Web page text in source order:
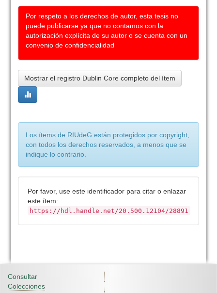
Por respeto a los derechos de autor, esta tesis no
puede publicarse ya que no contamos con la
autorización explícita de su autor o se cuenta con un
convenio de confidencialidad
Mostrar el registro Dublin Core completo del ítem
Los ítems de RIUdeG están protegidos por copyright,
con todos los derechos reservados, a menos que se
indique lo contrario.
Por favor, use este identificador para citar o enlazar
este ítem:
https://hdl.handle.net/20.500.12104/28891
Consultar
Colecciones